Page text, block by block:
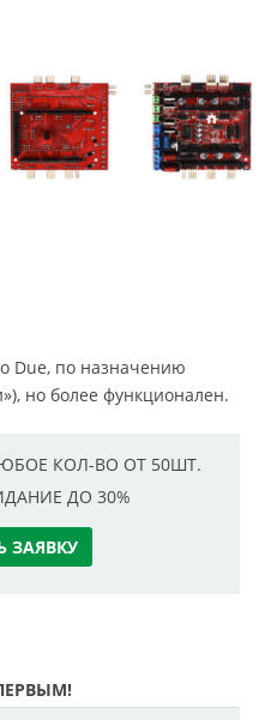
Due, по назначению
но более функционален.
КОЛ-ВО ОТ 50ШТ.
ДО 30%
ЗАЯВКУ